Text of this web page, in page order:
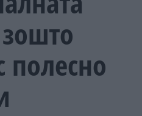
полесно